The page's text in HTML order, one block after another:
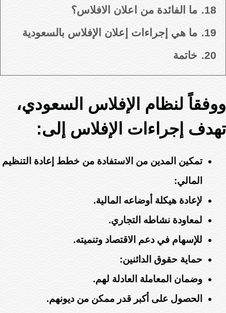
18.
ما الفائدة من اعلان الافلاس؟
19.
ما هي إجراءات إعلان الإفلاس بالسعودية
20.
خاتمة
ووفقاً لنظام الإفلاس السعودي،
تهدف إجراءات الإفلاس إلى:
تمكين المدين من الاستفادة من خطط إعادة التنظيم
المالي:
لإعادة هيكلة أوضاعه المالية.
لمعاودة نشاطه التجاري.
للإسهام في دعم الاقتصاد وتنميته.
حماية حقوق الدائنين:
وضمان المعاملة العادلة لهم.
الحصول على أكبر قدر ممكن من ديونهم.